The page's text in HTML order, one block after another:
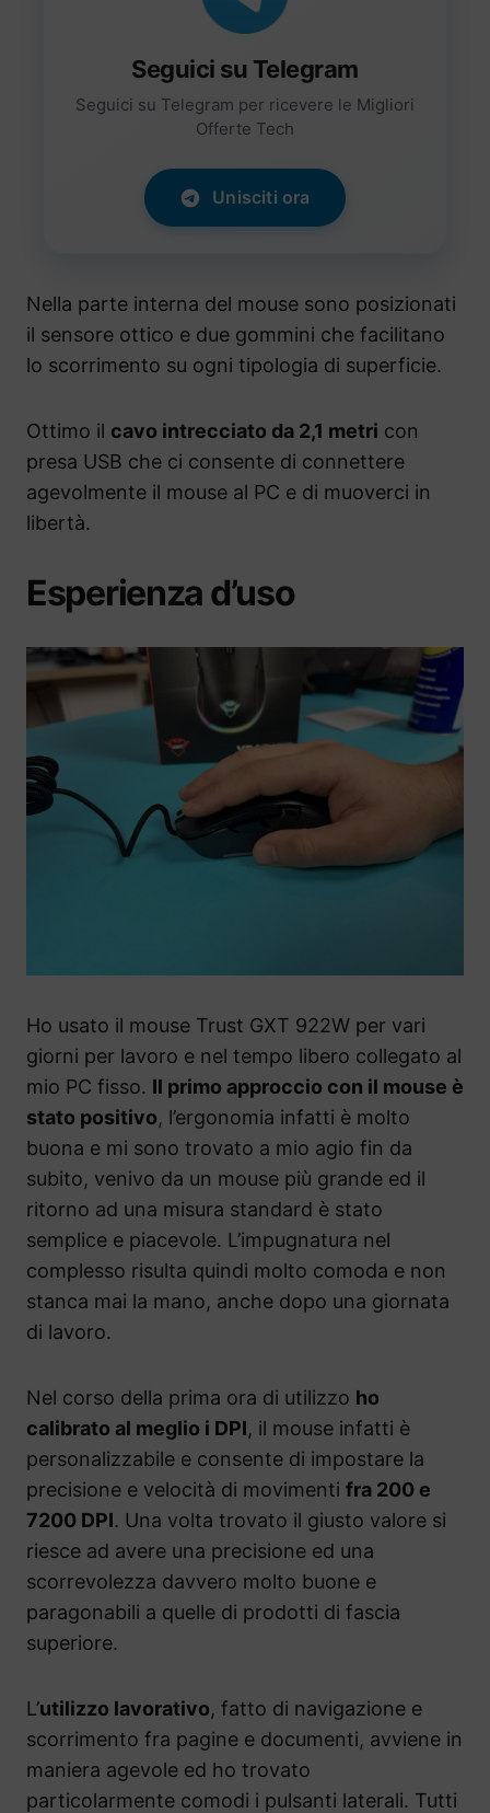
Seguici su Telegram
Seguici su Telegram per ricevere le Migliori
Offerte Tech
Unisciti ora
Nella parte interna del mouse sono posizionati
il sensore ottico e due gommini che facilitano
lo scorrimento su ogni tipologia di superficie.
Ottimo il cavo intrecciato da 2,1 metri con
presa USB che ci consente di connettere
agevolmente il mouse al PC e di muoverci in
libertà.
Esperienza d’uso
Ho usato il mouse Trust GXT 922W per vari
giorni per lavoro e nel tempo libero collegato al
mio PC fisso. Il primo approccio con il mouse è
stato positivo, l’ergonomia infatti è molto
buona e mi sono trovato a mio agio fin da
subito, venivo da un mouse più grande ed il
ritorno ad una misura standard è stato
semplice e piacevole. L’impugnatura nel
complesso risulta quindi molto comoda e non
stanca mai la mano, anche dopo una giornata
di lavoro.
Nel corso della prima ora di utilizzo ho
calibrato al meglio i DPI, il mouse infatti è
personalizzabile e consente di impostare la
precisione e velocità di movimenti fra 200 e
7200 DPI. Una volta trovato il giusto valore si
riesce ad avere una precisione ed una
scorrevolezza davvero molto buone e
paragonabili a quelle di prodotti di fascia
superiore.
L’utilizzo lavorativo, fatto di navigazione e
scorrimento fra pagine e documenti, avviene in
maniera agevole ed ho trovato
particolarmente comodi i pulsanti laterali. Tutti